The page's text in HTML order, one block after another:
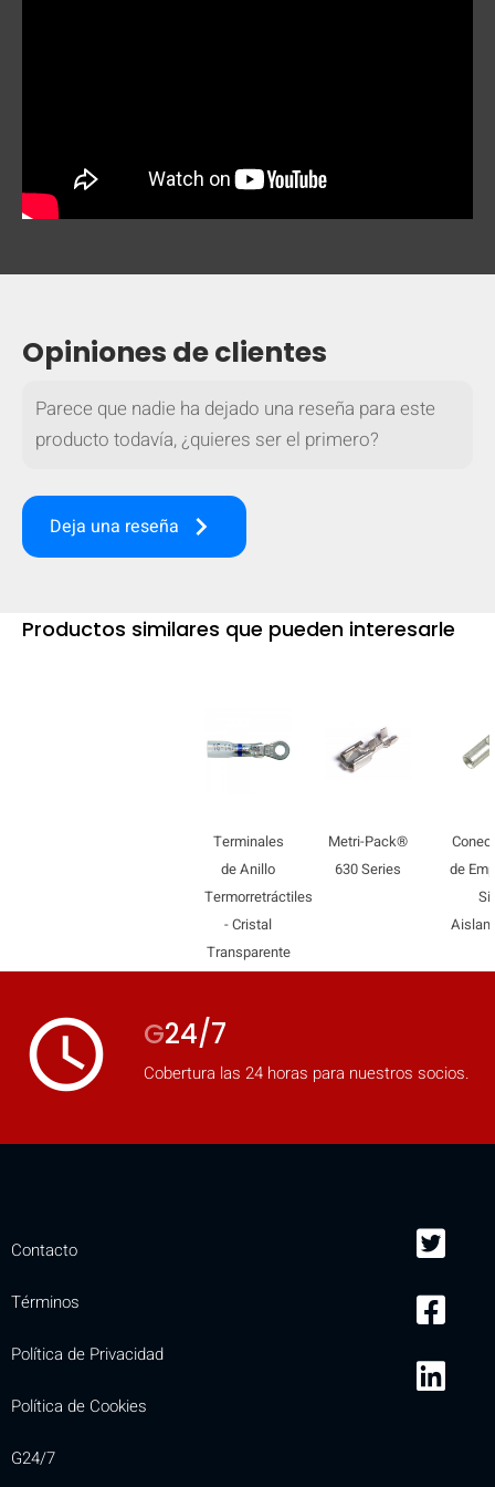
Opiniones de clientes
Parece que nadie ha dejado una reseña para este
producto todavía, ¿quieres ser el primero?
Deja una reseña keyboard_arrow_right
Productos similares que pueden interesarle
Terminales
de Anillo
Termorretráctiles
- Cristal
Transparente
Metri-Pack®
630 Series
de
access_time G24/7
Cobertura las 24 horas para nuestros socios.
Contacto
Términos
Política de Privacidad
Política de Cookies
G24/7